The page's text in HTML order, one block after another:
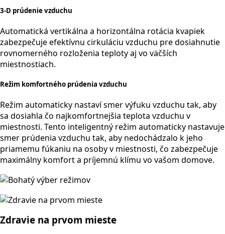
3-D prúdenie vzduchu
Automatická vertikálna a horizontálna rotácia kvapiek
zabezpečuje efektívnu cirkuláciu vzduchu pre dosiahnutie
rovnomerného rozloženia teploty aj vo väčších
miestnostiach.
Režim komfortného prúdenia vzduchu
Režim automaticky nastaví smer výfuku vzduchu tak, aby
sa dosiahla čo najkomfortnejšia teplota vzduchu v
miestnosti. Tento inteligentný režim automaticky nastavuje
smer prúdenia vzduchu tak, aby nedochádzalo k jeho
priamemu fúkaniu na osoby v miestnosti, čo zabezpečuje
maximálny komfort a príjemnú klímu vo vašom domove.
Zdravie na prvom mieste